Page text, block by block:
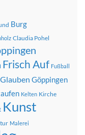
Burg
Claudia Pohel
Frisch Auf Fußball
Glauben Göppingen
Kelten Kirche
Kunst
Malerei